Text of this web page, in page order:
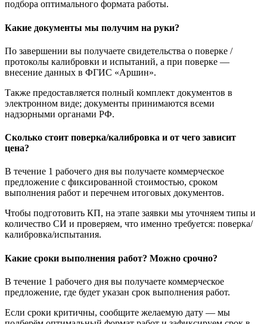
подбора оптимального формата работы.
Какие документы мы получим на руки?
По завершении вы получаете свидетельства о поверке /
протоколы калибровки и испытаний, а при поверке —
внесение данных в ФГИС «Аршин».
Также предоставляется полный комплект документов в
электронном виде; документы принимаются всеми
надзорными органами РФ.
Сколько стоит поверка/калибровка и от чего зависит
цена?
В течение 1 рабочего дня вы получаете коммерческое
предложение с фиксированной стоимостью, сроком
выполнения работ и перечнем итоговых документов.
Чтобы подготовить КП, на этапе заявки мы уточняем типы и
количество СИ и проверяем, что именно требуется: поверка/
калибровка/испытания.
Какие сроки выполнения работ? Можно срочно?
В течение 1 рабочего дня вы получаете коммерческое
предложение, где будет указан срок выполнения работ.
Если сроки критичны, сообщите желаемую дату — мы